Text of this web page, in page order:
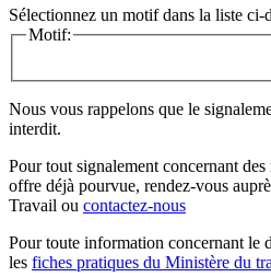
Sélectionnez un motif dans la liste ci-
Motif:
Nous vous rappelons que le
interdit.
Pour tout signalement concernant des
offre déjà pourvue, rendez-vous
Travail ou contactez-nous
Pour toute information concernant le
les fiches pratiques du Ministère du